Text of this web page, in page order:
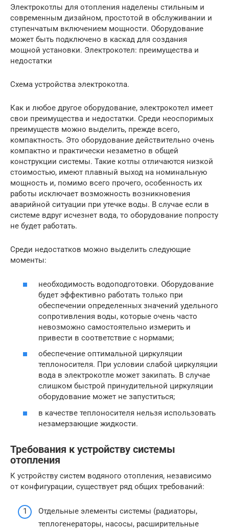
Электрокотлы для отопления наделены стильным и
современным дизайном, простотой в обслуживании и
ступенчатым включением мощности. Оборудование
может быть подключено в каскад для создания
мощной установки. Электрокотел: преимущества и
недостатки
Схема устройства электрокотла.
Как и любое другое оборудование, электрокотел имеет
свои преимущества и недостатки. Среди неоспоримых
преимуществ можно выделить, прежде всего,
компактность. Это оборудование действительно очень
компактно и практически незаметно в общей
конструкции системы. Такие котлы отличаются низкой
стоимостью, имеют плавный выход на номинальную
мощность и, помимо всего прочего, особенность их
работы исключает возможность возникновения
аварийной ситуации при утечке воды. В случае если в
системе вдруг исчезнет вода, то оборудование попросту
не будет работать.
Среди недостатков можно выделить следующие
моменты:
необходимость водоподготовки. Оборудование
будет эффективно работать только при
обеспечении определенных значений удельного
сопротивления воды, которые очень часто
невозможно самостоятельно измерить и
привести в соответствие с нормами;
обеспечение оптимальной циркуляции
теплоносителя. При условии слабой циркуляции
вода в электрокотле может закипать. В случае
слишком быстрой принудительной циркуляции
оборудование может не запуститься;
в качестве теплоносителя нельзя использовать
незамерзающие жидкости.
Требования к устройству системы
отопления
К устройству систем водяного отопления, независимо
от конфигурации, существует ряд общих требований:
Отдельные элементы системы (радиаторы,
теплогенераторы, насосы, расширительные